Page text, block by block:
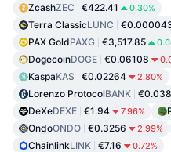
ZcashZEC €422.41 0.30%
Terra ClassicLUNC
PAX GoldPAXG €3,517.85
DogecoinDOGE €0.06108
KaspaKAS €0.02264 2.80%
Lorenzo ProtocolBANK
DeXeDEXE €1.94 7.96%
OndoONDO €0.3256 2.99%
ChainlinkLINK €7.16 0.72%